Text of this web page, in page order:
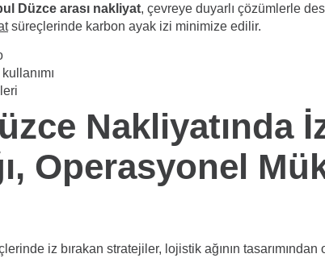
Düzce arası nakliyat, çevreye duyarlı çözümlerle
süreçlerinde karbon ayak izi minimize edilir.
Nakliyatında
Operasyonel
iz bırakan stratejiler, lojistik ağının